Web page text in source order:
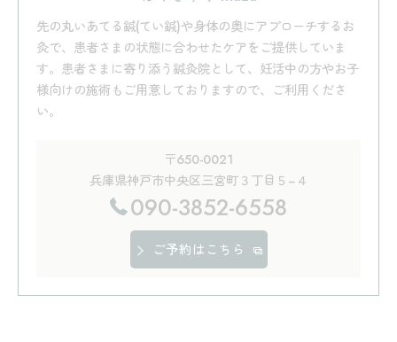
先の丸いあてる鍼(てい鍼)や身体の奥にアプローチするお
灸で、患者さまの状態に合わせたケアをご提供していま
す。患者さまに寄り添う鍼灸院として、妊活中の方やお子
様向けの施術もご用意しておりますので、ご利用くださ
い。
〒650-0021
兵庫県神戸市中央区三宮町３丁目５−４
090-3852-6558
ご予約はこちら